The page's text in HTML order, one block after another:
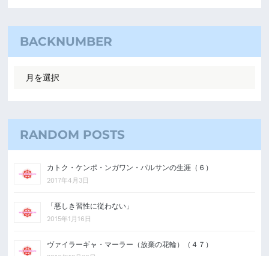
BACKNUMBER
RANDOM POSTS
カトク・ケンポ・ンガワン・パルサンの生涯（６）
2017年4月3日
「悪しき習性に従わない」
2015年1月16日
ヴァイラーギャ・マーラー（放棄の花輪）（４７）